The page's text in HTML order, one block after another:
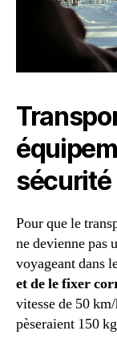
sécurité
Pour que le
ne devienne pas
voyageant dans
et de le fixer
vitesse de 50
pèseraient 150